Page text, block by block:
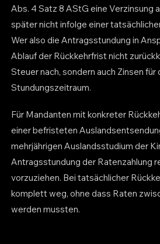
Abs. 4 Satz 8 AStG eine Verzinsung
später nicht infolge einer
Wer also die Antragsstundung in
Ablauf der Rückkehrfrist nicht
Steuer nach, sondern auch Zinsen
Stundungszeitraum.
Für Mandanten mit konkreter
einer befristeten
mehrjährigen Auslandsstudium der
Antragsstundung der Ratenzahlung
vorzuziehen. Bei tatsächlicher
komplett weg, ohne dass Raten
werden mussten.